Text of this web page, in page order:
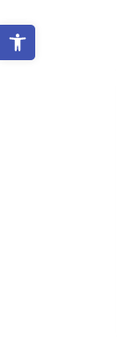
Ouvrir la barre d’outils